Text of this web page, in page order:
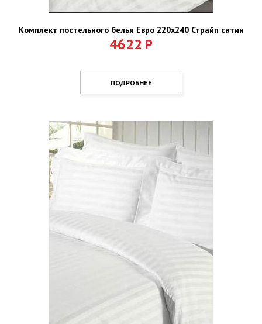
Комплект постельного белья Евро 220х240 Страйп сатин
4622 Р
ПОДРОБНЕЕ